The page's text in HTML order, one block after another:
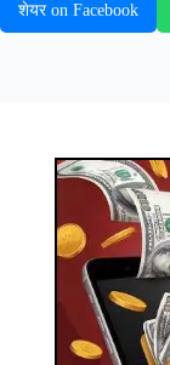
शेयर on Facebook